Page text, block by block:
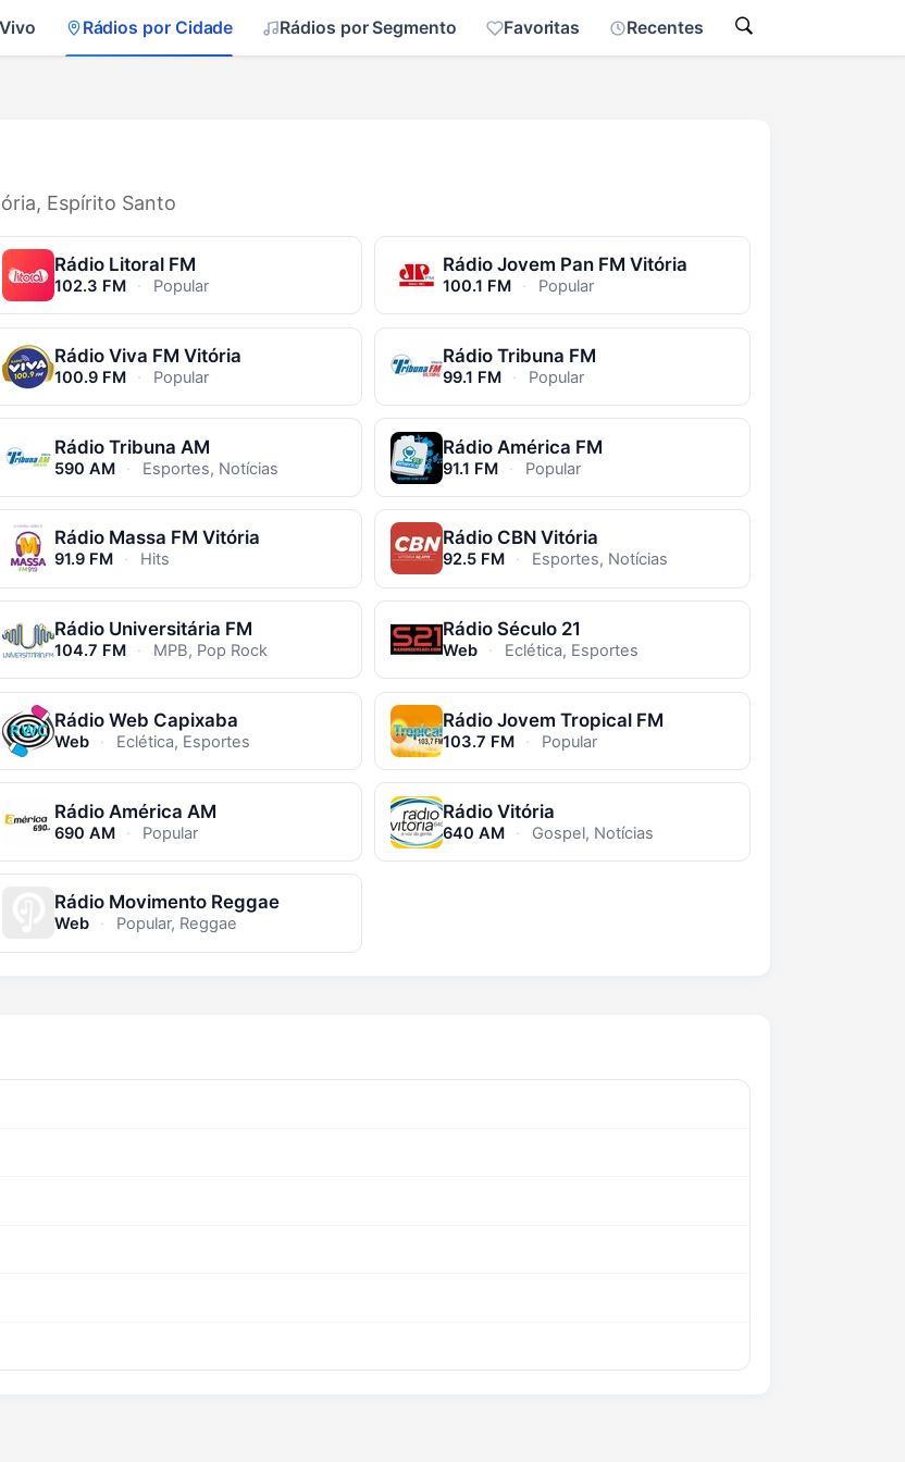
Rádios por Cidade Rádios por Segmento Favoritas Recentes
Espírito Santo
Rádio Litoral FM
102.3 FM · Popular
Rádio Jovem Pan FM Vitória
100.1 FM · Popular
Rádio Viva FM Vitória
100.9 FM · Popular
Rádio Tribuna FM
99.1 FM · Popular
Rádio Tribuna AM
590 AM · Esportes, Notícias
Rádio América FM
91.1 FM · Popular
Rádio Massa FM Vitória
91.9 FM · Hits
Rádio CBN Vitória
92.5 FM · Esportes, Notícias
Rádio Universitária FM
104.7 FM · MPB, Pop Rock
Rádio Século 21
Web · Eclética, Esportes
Rádio Web Capixaba
Web · Eclética, Esportes
Rádio Jovem Tropical FM
103.7 FM · Popular
Rádio América AM
690 AM · Popular
Rádio Vitória
640 AM · Gospel, Notícias
Rádio Movimento Reggae
Web · Popular, Reggae